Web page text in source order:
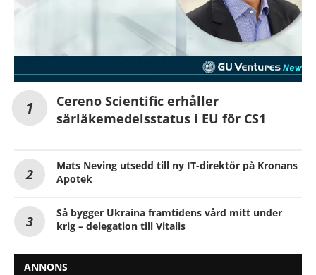
Cereno Scientific erhåller
särläkemedelsstatus i EU för CS1
Mats Neving utsedd till ny IT-direktör på Kronans
Apotek
Så bygger Ukraina framtidens vård mitt under
krig – delegation till Vitalis
ANNONS